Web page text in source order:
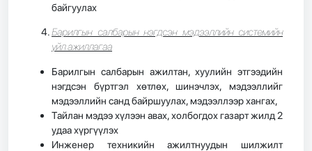
байгуулах
Барилгын салбарын нэгдсэн мэдээллийн системийн
үйл ажиллагаа
Барилгын салбарын ажилтан, хуулийн этгээдийн
нэгдсэн бүртгэл хөтлөх, шинэчлэх, мэдээллийг
мэдээллийн санд байршуулах, мэдээллээр хангах,
Тайлан мэдээ хүлээн авах, холбогдох газарт жилд 2
удаа хүргүүлэх
Инженер техникийн ажилтнуудын шилжилт